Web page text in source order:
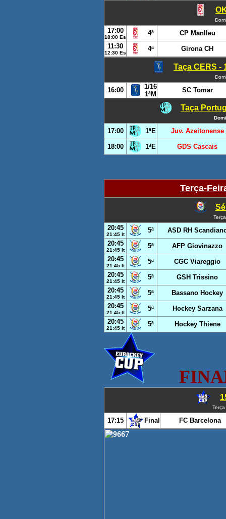
17:00
18:00 Es
4ª
CP Manlleu
11:30
12:30 Es
4ª Girona CH
Taça CERS -
16:00
1/16
1ªM
SC Tomar
Taça
17:00 1ªE Juv. Azeitonense
18:00 1ªE GDS Cascais
Terça-
20:45
21:45 It
5ª
ASD RH
20:45
21:45 It
5ª
AFP Giovinazzo
20:45
21:45 It
5ª
CGC Viareggio
20:45
21:45 It
5ª
GSH Trissino
20:45
21:45 It
5ª
Bassano Hockey
20:45
21:45 It
5ª
Hockey Sarzana
20:45
21:45 It
5ª Hockey Thiene
17:15 Final FC Barcelona